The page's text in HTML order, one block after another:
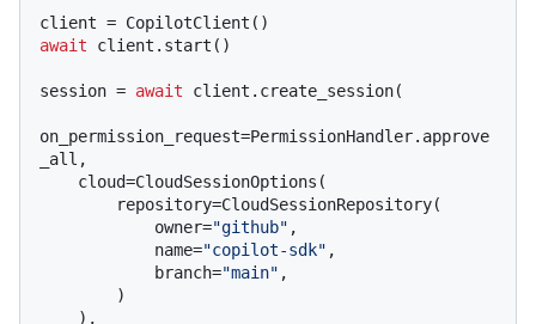
await client.start()
session = await client.create_session(
on_permission_request=PermissionHandler.approve
_all,
            owner=
"github" ,
            name=
"copilot-sdk" ,
            branch=
"main" ,